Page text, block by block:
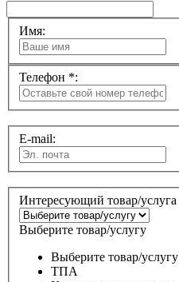
Имя:
Телефон *:
E-mail:
Интересующий товар/услуга
Выберите товар/услугу
Выберите товар/услугу
ТПА